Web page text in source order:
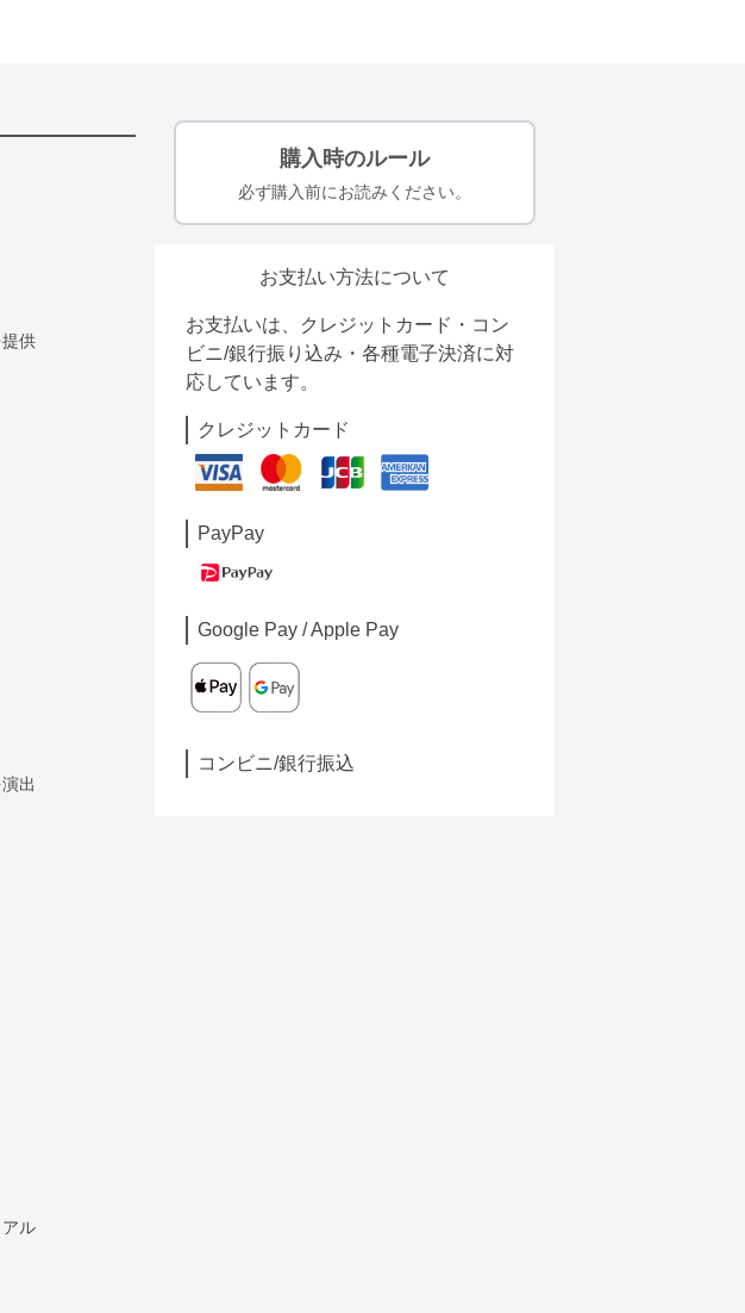
供
出
ル
購入時のルール
必ず購入前にお読みください。
お支払い方法について
お支払いは、クレジットカード・コン
ビニ/銀行振り込み・各種電子決済に対
応しています。
クレジットカード
PayPay
Google Pay / Apple Pay
コンビニ/銀行振込